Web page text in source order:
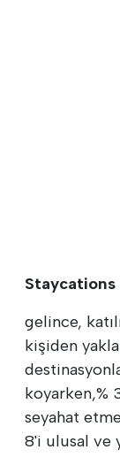
Staycations
gelince,
kişiden
koyarken,%
seyahat
8'i ulusal ve